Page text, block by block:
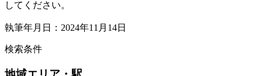
してください。
執筆年月日：2024年11月14日
検索条件